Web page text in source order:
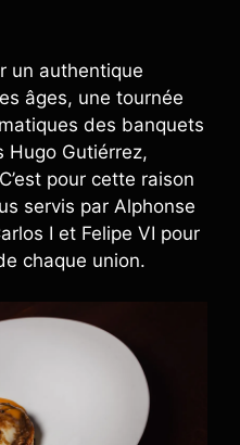
un authentique
âges, une tournée
des banquets
Hugo Gutiérrez,
pour cette raison
servis par Alphonse
I et Felipe VI pour
chaque union.